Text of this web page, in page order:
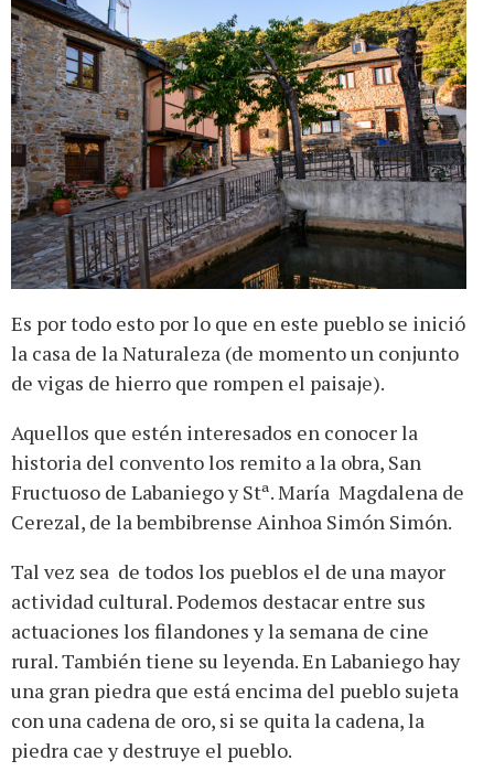
Es por todo esto por lo que en este pueblo se inició
la casa de la Naturaleza (de momento un conjunto
de vigas de hierro que rompen el paisaje).
Aquellos que estén interesados en conocer la
historia del convento los remito a la obra, San
Fructuoso de Labaniego y Stª. María Magdalena de
Cerezal, de la bembibrense Ainhoa Simón Simón.
Tal vez sea de todos los pueblos el de una mayor
actividad cultural. Podemos destacar entre sus
actuaciones los filandones y la semana de cine
rural. También tiene su leyenda. En Labaniego hay
una gran piedra que está encima del pueblo sujeta
con una cadena de oro, si se quita la cadena, la
piedra cae y destruye el pueblo.